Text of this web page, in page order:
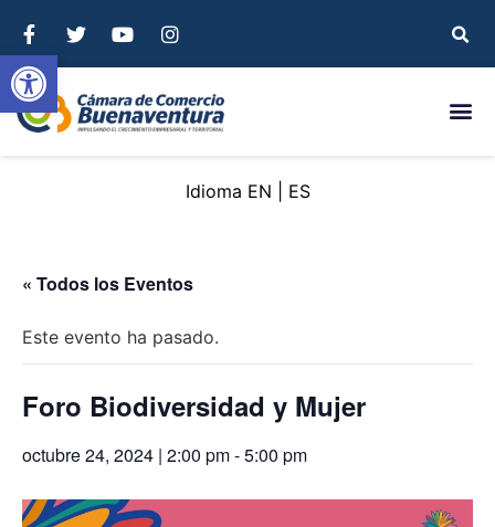
Abrir barra de herramientas
EN ES
« Todos los Eventos
Este evento ha pasado.
Foro Biodiversidad y Mujer
octubre 24, 2024 | 2:00 pm-5:00 pm